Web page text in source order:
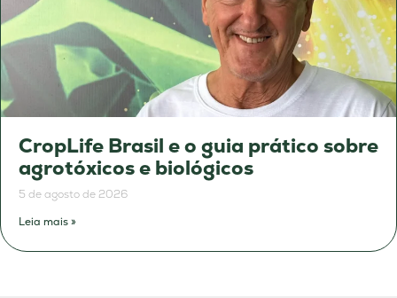
CropLife Brasil e o guia prático sobre
agrotóxicos e biológicos
5 de agosto de 2026
Leia mais »